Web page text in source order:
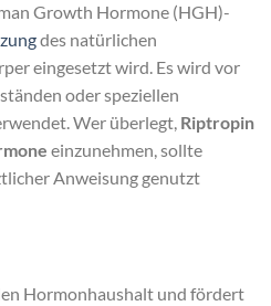
Growth Hormone (HGH)-
des natürlichen
eingesetzt wird. Es wird vor
oder speziellen
Wer überlegt, Riptropin
einzunehmen, sollte
Anweisung genutzt
Hormonhaushalt und fördert